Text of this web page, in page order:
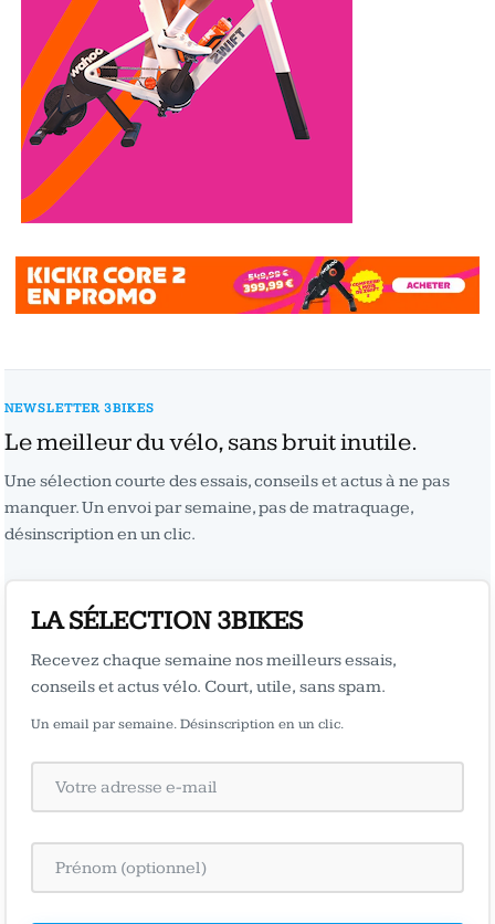
NEWSLETTER 3BIKES
Le meilleur du vélo, sans bruit inutile.
Une sélection courte des essais, conseils et actus à ne pas
manquer. Un envoi par semaine, pas de matraquage,
désinscription en un clic.
LA SÉLECTION 3BIKES
Recevez chaque semaine nos meilleurs essais,
conseils et actus vélo. Court, utile, sans spam.
Un email par semaine. Désinscription en un clic.